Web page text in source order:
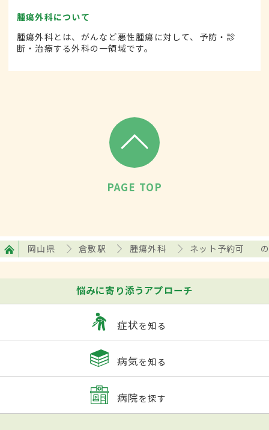
腫瘍外科について
腫瘍外科とは、がんなど悪性腫瘍に対して、予防・診
断・治療する外科の一領域です。
PAGE TOP
岡山県 倉敷駅 腫瘍外科 ネット予約可
悩みに寄り添うアプローチ
症状を知る
病気を知る
病院を探す